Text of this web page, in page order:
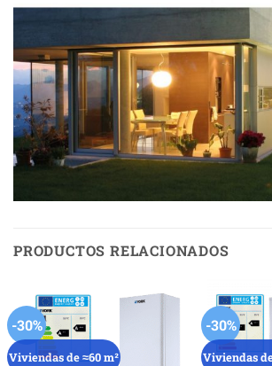
PRODUCTOS RELACIONADOS
-30%
Viviendas de ≈60 m²
-30%
Viviendas